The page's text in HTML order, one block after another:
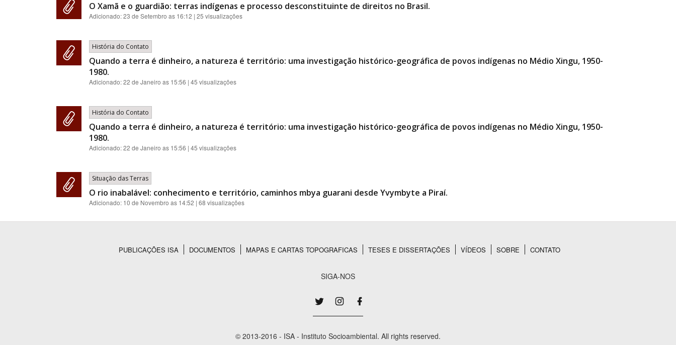
O Xamã e o guardião: terras indígenas e processo desconstituinte de direitos no Brasil.
Adicionado:23 de Setembro as 16:12 | 25 visualizações
História do Contato
Quando a terra é dinheiro, a natureza é território: uma investigação histórico-geográfica de povos indígenas no Médio Xingu, 1950-
1980.
Adicionado:22 de Janeiro as 15:56 | 45 visualizações
História do Contato
Quando a terra é dinheiro, a natureza é território: uma investigação histórico-geográfica de povos indígenas no Médio Xingu, 1950-
1980.
Adicionado:22 de Janeiro as 15:56 | 45 visualizações
Situação das Terras
O rio inabalável: conhecimento e território, caminhos mbya guarani desde Yvymbyte a Piraí.
Adicionado: 10 de Novembro as 14:52 | 68 visualizações
PUBLICAÇÕES ISA DOCUMENTOS MAPAS E CARTAS TOPOGRAFICAS TESES E DISSERTAÇÕES VÍDEOS SOBRE CONTATO
SIGA-NOS
© 2013-2016 - ISA - Instituto Socioambiental. All rights reserved.